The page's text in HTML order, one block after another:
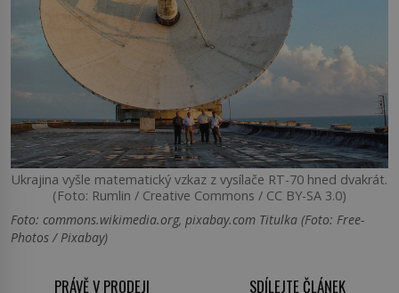
Ukrajina vyšle matematický vzkaz z vysílače RT-70 hned dvakrát.
(Foto: Rumlin / Creative Commons / CC BY-SA 3.0)
Foto: commons.wikimedia.org, pixabay.com Titulka (Foto: Free-
Photos / Pixabay)
PRÁVĚ V PRODEJI SDÍLEJTE ČLÁNEK